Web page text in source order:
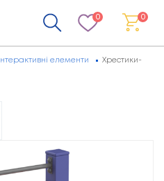
0 0
Інтерактивні елементи
Хрестики-